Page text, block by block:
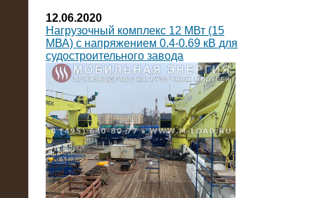
12.06.2020
Нагрузочный комплекс 12 МВт (15
МВА) с напряжением 0.4-0.69 кВ для
судостроительного завода